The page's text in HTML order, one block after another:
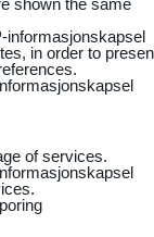
informasjonskapsel
in order to
of services.